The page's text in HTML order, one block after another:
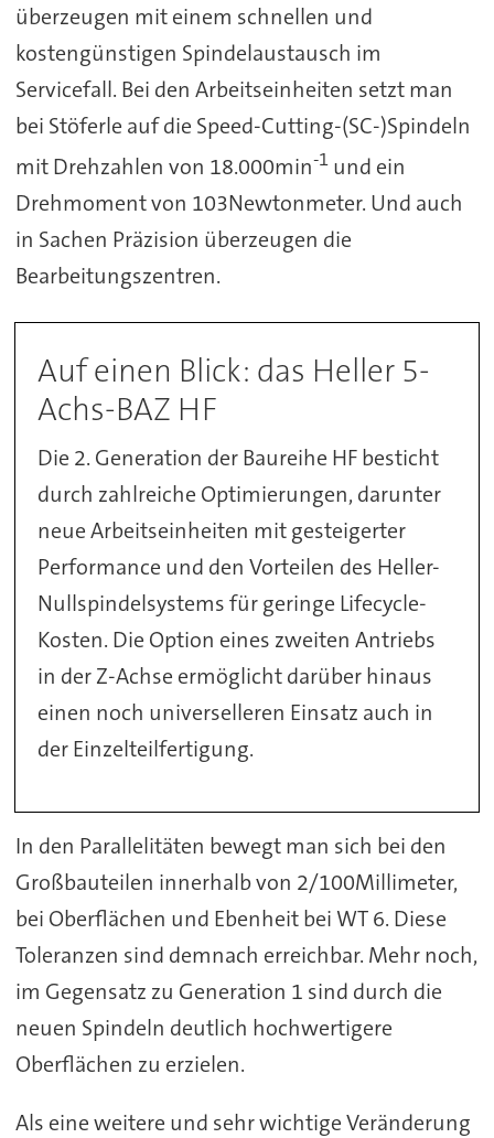
überzeugen mit einem schnellen und
kostengünstigen Spindelaustausch im
Servicefall. Bei den Arbeitseinheiten setzt man
bei Stöferle auf die Speed-Cutting-(SC-)Spindeln
mit Drehzahlen von 18.000min-1und ein
Drehmoment von 103Newtonmeter. Und auch
in Sachen Präzision überzeugen die
Bearbeitungszentren.
Auf einen Blick: das Heller 5-
Achs-BAZ HF
Die 2. Generation der Baureihe HF besticht
durch zahlreiche Optimierungen, darunter
neue Arbeitseinheiten mit gesteigerter
Performance und den Vorteilen des Heller-
Nullspindelsystems für geringe Lifecycle-
Kosten. Die Option eines zweiten Antriebs
in der Z-Achse ermöglicht darüber hinaus
einen noch universelleren Einsatz auch in
der Einzelteilfertigung.
In den Parallelitäten bewegt man sich bei den
Großbauteilen innerhalb von 2/100Millimeter,
bei Oberflächen und Ebenheit bei WT 6. Diese
Toleranzen sind demnach erreichbar. Mehr noch,
im Gegensatz zu Generation 1 sind durch die
neuen Spindeln deutlich hochwertigere
Oberflächen zu erzielen.
Als eine weitere und sehr wichtige Veränderung